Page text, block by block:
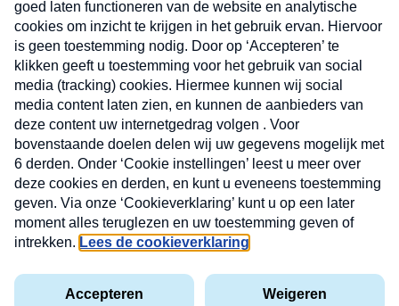
Volg ons op
MAX
Cookieverklaring
Kwetsbaarheid
X
Nieuwsbrief
Neem hier een gratis abonnement op de MAX
Consumenten nieuwsbrief. Elke maandag en
donderdag in uw mailbox.